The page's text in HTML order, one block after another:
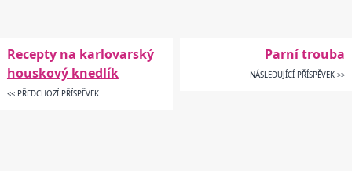
Recepty na karlovarský
houskový knedlík
<< PŘEDCHOZÍ PŘÍSPĚVEK
Parní trouba
NÁSLEDUJÍCÍ PŘÍSPĚVEK >>